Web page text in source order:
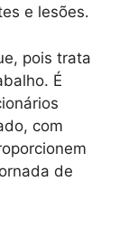
e lesões.
pois trata
É
com
de